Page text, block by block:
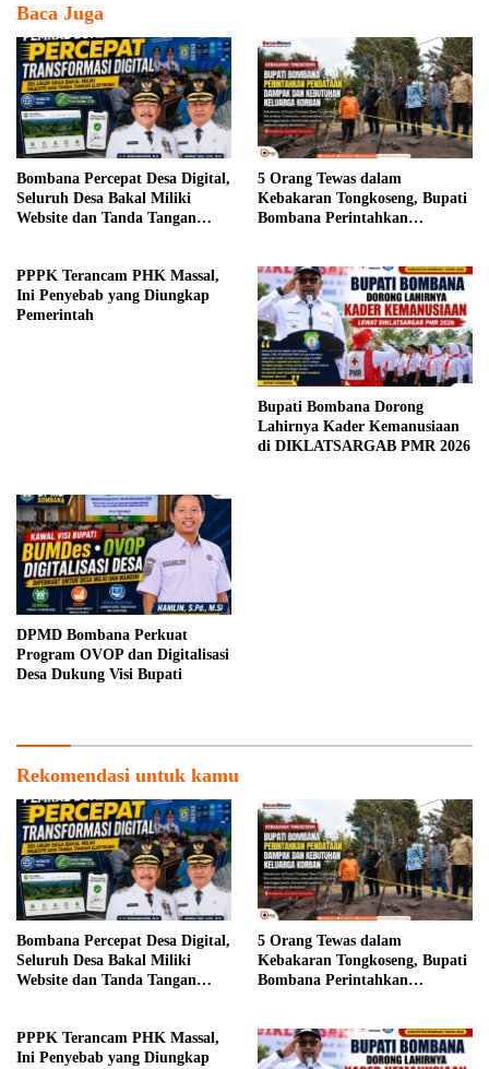
Baca Juga
Bombana Percepat Desa Digital,
Seluruh Desa Bakal Miliki
Website dan Tanda Tangan
5 Orang Tewas dalam
Kebakaran Tongkoseng, Bupati
Bombana Perintahkan
PPPK Terancam PHK Massal,
Ini Penyebab yang Diungkap
Pemerintah
Bupati Bombana Dorong
Lahirnya Kader Kemanusiaan
di DIKLATSARGAB PMR 2026
DPMD Bombana Perkuat
Program OVOP dan Digitalisasi
Desa Dukung Visi Bupati
Rekomendasi untuk kamu
Bombana Percepat Desa Digital,
Seluruh Desa Bakal Miliki
Website dan Tanda Tangan
5 Orang Tewas dalam
Kebakaran Tongkoseng, Bupati
Bombana Perintahkan
PPPK Terancam PHK Massal,
Ini Penyebab yang Diungkap